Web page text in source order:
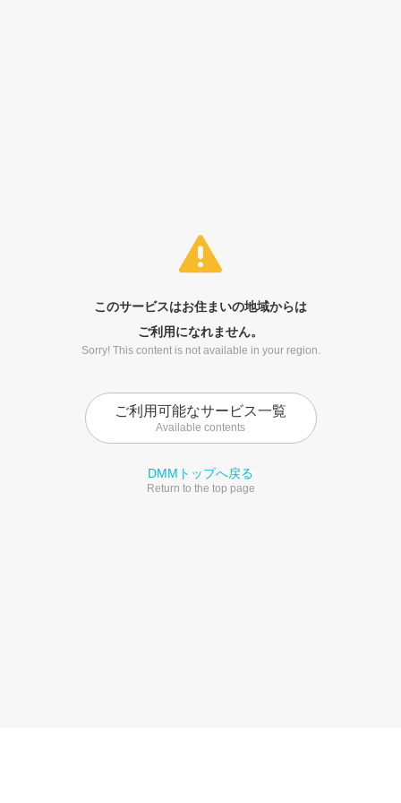
このサービスはお住まいの地域からは
ご利用になれません。
Sorry! This content is not available in your region.
ご利用可能なサービス一覧
Available contents
DMMトップへ戻る
Return to the top page